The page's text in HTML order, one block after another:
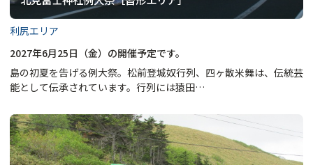
利尻エリア
2027年6月25日（金）の開催予定です。
島の初夏を告げる例大祭。松前登城奴行列、四ヶ散米舞は、伝統芸
能として伝承されています。行列には猿田…